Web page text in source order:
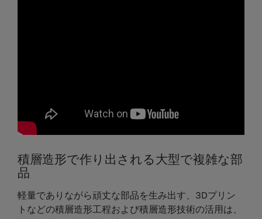
積層造形で作り出される大型で複雑な部
品
軽量でありながら頑丈な部品を生み出す、3Dプリン
トなどの積層造形工程および積層造形技術の活用は、